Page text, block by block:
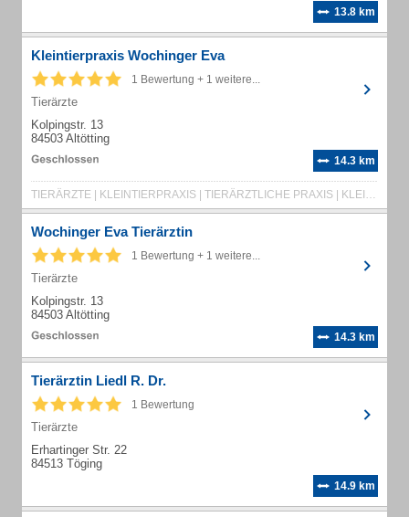
13.8 km
Kleintierpraxis Wochinger Eva
1 Bewertung + 1 weitere...
Tierärzte
Kolpingstr. 13
84503 Altötting
14.3 km
TIERÄRZTE | KLEINTIERPRAXIS | TIERÄRZTLICHE PRAXIS | KLEINTIERE
Wochinger Eva Tierärztin
1 Bewertung + 1 weitere...
Tierärzte
Kolpingstr. 13
84503 Altötting
14.3 km
Tierärztin Liedl R. Dr.
1 Bewertung
Tierärzte
Erhartinger Str. 22
84513 Töging
14.9 km